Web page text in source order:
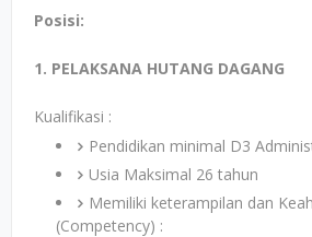
Posisi:
1. PELAKSANA HUTANG DAGANG
Kualifikasi :
Pendidikan minimal D3
Usia Maksimal 26 tahun
Memiliki keterampilan dan
(Competency) :